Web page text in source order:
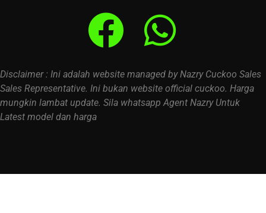
Disclaimer : Ini adalah website managed by Nazry Cuckoo Sales
Sales Representative. Ini bukan website official cuckoo. Harga
mungkin lambat update. Sila whatsapp Agent Nazry Untuk
Latest model dan harga